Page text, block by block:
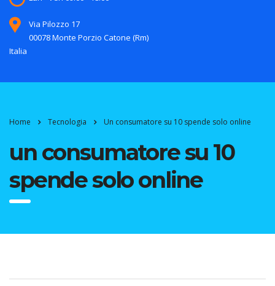
Via Pilozzo 17
00078 Monte Porzio Catone (Rm)
Italia
Home Tecnologia Un consumatore su 10 spende solo online
un consumatore su 10
spende solo online